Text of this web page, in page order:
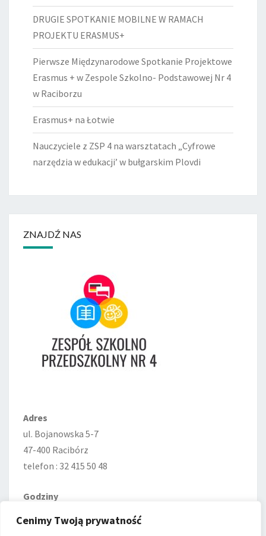
Cenimy Twoją prywatność
DRUGIE SPOTKANIE MOBILNE W RAMACH
PROJEKTU ERASMUS+
Pierwsze Międzynarodowe Spotkanie Projektowe
Erasmus + w Zespole Szkolno- Podstawowej Nr 4
w Raciborzu
Erasmus+ na Łotwie
Nauczyciele z ZSP 4 na warsztatach „Cyfrowe
narzędzia w edukacji’ w bułgarskim Plovdi
ZNAJDŹ NAS
Adres
ul. Bojanowska 5-7
47-400 Racibórz
telefon : 32 415 50 48
Godziny
7:00–15:00